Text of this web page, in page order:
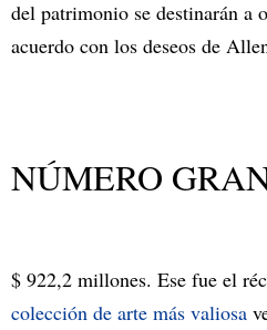
del patrimonio se destinarán a
acuerdo con los deseos de
NÚMERO
$ 922,2 millones. Ese fue el
colección de arte más valiosa